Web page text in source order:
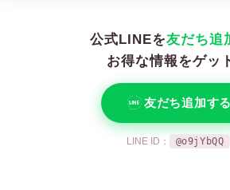
公式LINEを友だち追
お得な情報をゲッ
友だち追加する
LINE ID： @o9jYbQQ